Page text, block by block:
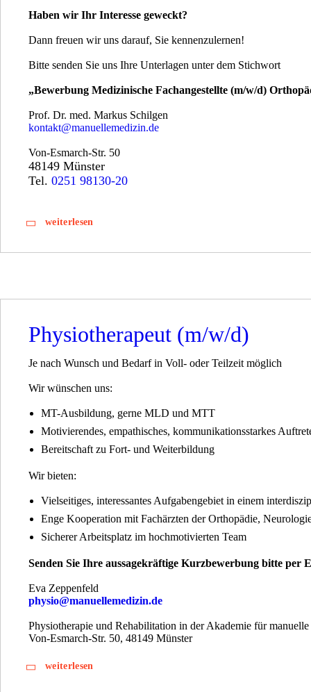
Haben wir Ihr Interesse geweckt?
Dann freuen wir uns darauf, Sie kennenzulernen!
Bitte senden Sie uns Ihre Unterlagen unter dem Stichwort
„Bewerbung Medizinische Fachangestellte (m/w/d)
Prof. Dr. med. Markus Schilgen
kontakt@manuellemedizin.de
Von-Esmarch-Str. 50
48149 Münster
Tel. 0251 98130-20
weiterlesen
Physiotherapeut (m/w/d)
Je nach Wunsch und Bedarf in Voll- oder Teilzeit möglich
Wir wünschen uns:
MT-Ausbildung, gerne MLD und MTT
Motivierendes, empathisches, kommunikationsstarkes
Bereitschaft zu Fort- und Weiterbildung
Wir bieten:
Vielseitiges, interessantes Aufgabengebiet in einem
Enge Kooperation mit Fachärzten der Orthopädie,
Sicherer Arbeitsplatz im hochmotivierten Team
Senden Sie Ihre aussagekräftige Kurzbewerbung bitte per
Eva Zeppenfeld
physio@manuellemedizin.de
Physiotherapie und Rehabilitation in der Akademie für
Von-Esmarch-Str. 50, 48149 Münster
weiterlesen